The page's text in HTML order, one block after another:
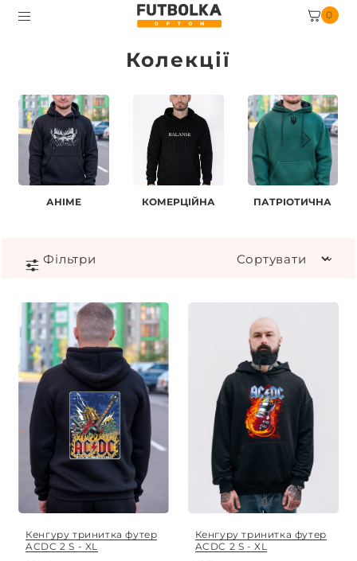
0
Колекції
АНІМЕ КОМЕРЦІЙНА ПАТРІОТИЧНА
Фiльтри
Кенгуру тринитка футер
ACDC 2 S - XL
Кенгуру тринитка футер
ACDC 2 S - XL